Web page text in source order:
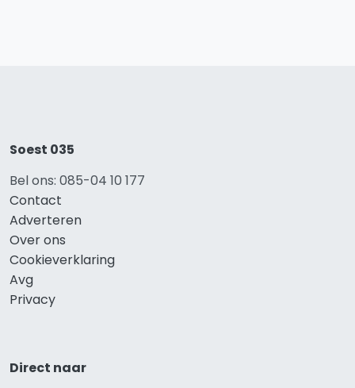
Soest 035
Bel ons: 085-04 10 177
Contact
Adverteren
Over ons
Cookieverklaring
Avg
Privacy
Direct naar